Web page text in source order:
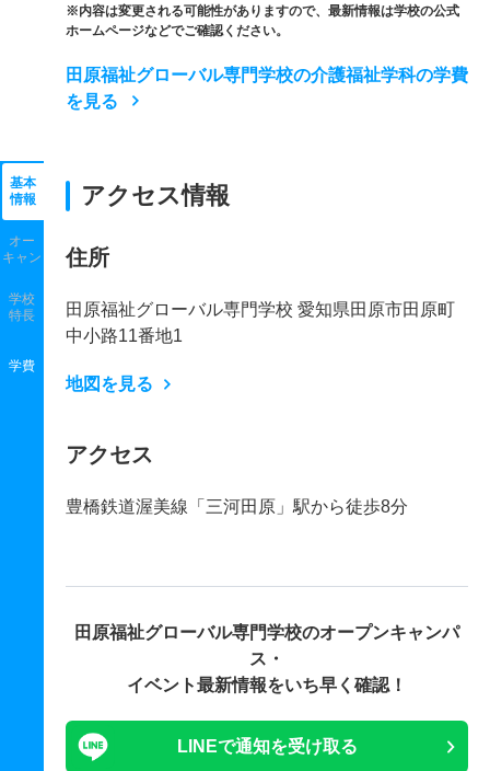
基本
情報
オー
キャン
学校
特長
学費
※内容は変更される可能性がありますので、最新情報は学校の公式
ホームページなどでご確認ください。
田原福祉グローバル専門学校の介護福祉学科の学費
を見る
アクセス情報
住所
田原福祉グローバル専門学校 愛知県田原市田原町
中小路11番地1
地図を見る
アクセス
豊橋鉄道渥美線「三河田原」駅から徒歩8分
田原福祉グローバル専門学校のオープンキャンパ
ス・
イベント最新情報をいち早く確認！
LINEで通知を受け取る